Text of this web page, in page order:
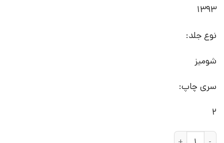
1393
نوع جلد:
شومیز
سری چاپ:
2
کتاب آموزش علم ثبت املاک | انتشارات ققنوس عدد